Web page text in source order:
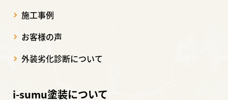
施工事例
お客様の声
外装劣化診断について
i-sumu塗装について